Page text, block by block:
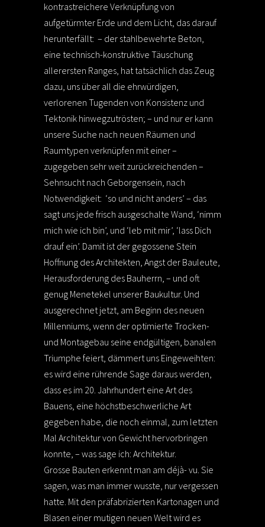
kontrastreichere Verknüpfung von
aufgetürmter Erde und dem Licht, das darauf
herunterfällt: – der stahlbewehrte Beton,
eine technisch-konstruktive Täuschung
allerersten Ranges, hat tatsächlich das Zeug
dazu, uns über all die ehrwürdigen,
verlorenen Tugenden von Konsistenz und
Tektonik hinwegzutrösten; – und nur er kann
unsere Suche nach neuen Räumen und
Raumtypen verknüpfen mit einer –
zugegeben sehr weit zurückreichenden –
Sehnsucht nach Geborgensein, nach
Notwendigkeit: ‘so und nicht anders’ – das
sagt uns jede frisch ausgeschalte Wand, ‘nimm
mich wie ich bin’, und ‘leb mit mir’, ‘lass Dich
drauf ein’. Damit ist der gegossene Stein
Hoffnung des Architekten, Angst der Bauleute,
Herausforderung des Bauherrn, – und oft
genug Menetekel unserer Baukultur. Und
ausgerechnet jetzt, am Beginn des neuen
Millenniums, wenn der optimierte Trocken-
und Montagebau seine endgültigen, banalen
Triumphe feiert, dämmert uns Eingeweihten:
es wird eine rührende Sage daraus werden,
dass es im 20. Jahrhundert eine Art des
Bauens, eine höchstbeschwerliche Art
gegeben habe, die noch einmal, zum letzten
Mal Architektur von Gewicht hervorbringen
konnte, – was sage ich: Architektur.
Grosse Bauten erkennt man am déjà- vu. Sie
sagen, was man immer wusste, nur vergessen
hatte. Mit den präfabrizierten Kartonagen und
Blasen einer mutigen neuen Welt wird es